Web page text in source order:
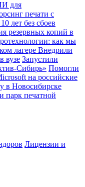
для
печати с
лет без сбоев
резервных копий в
как мы
лагере Внедрили
вузе Запустили
Сибирь» Помогли
на российские
в Новосибирске
парк печатной
Лицензии и